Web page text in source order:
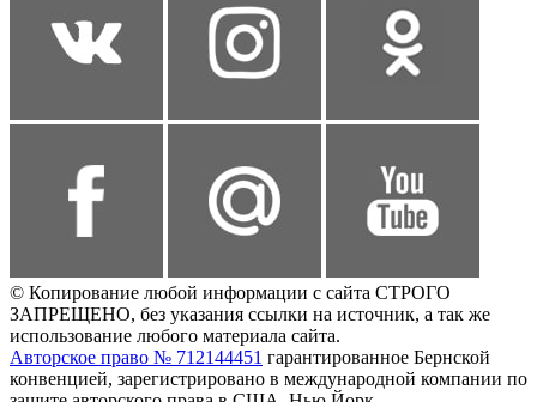
© Копирование любой информации с сайта СТРОГО
ЗАПРЕЩЕНО, без указания ссылки на источник, а так же
использование любого материала сайта.
Авторское право № 712144451 гарантированное Бернской
конвенцией, зарегистрировано в международной компании по